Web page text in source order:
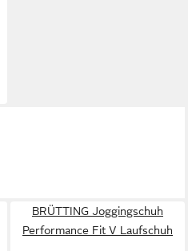
BRÜTTING Joggingschuh
Performance Fit V Laufschuh